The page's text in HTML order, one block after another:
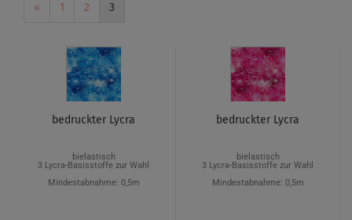
« 1 2 3
bedruckter Lycra
bielastisch
3 Lycra-Basisstoffe zur Wahl
Mindestabnahme: 0,5m
bedruckter Lycra
bielastisch
3 Lycra-Basisstoffe zur Wahl
Mindestabnahme: 0,5m